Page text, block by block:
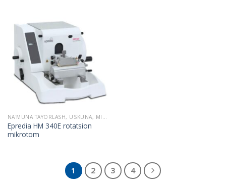
NA'MUNA TAYORLASH, USKUNA, MIKROTOM
Epredia HM 340E rotatsion
mikrotom
1 2 3 4